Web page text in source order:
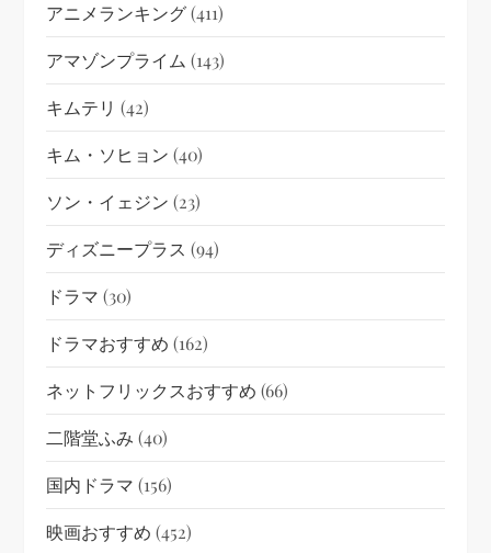
アニメランキング(411)
アマゾンプライム (143)
キムテリ (42)
キム・ソヒョン (40)
ソン・イェジン (23)
ディズニープラス (94)
ドラマ (30)
ドラマおすすめ (162)
ネットフリックスおすすめ (66)
二階堂ふみ (40)
国内ドラマ (156)
映画おすすめ (452)